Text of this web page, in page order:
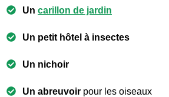
Un carillon de jardin
Un petit hôtel à insectes
Un nichoir
Un abreuvoir pour les oiseaux